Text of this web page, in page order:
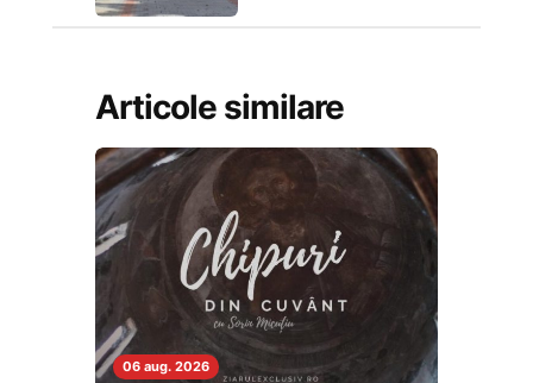
Articole similare
06 aug. 2026